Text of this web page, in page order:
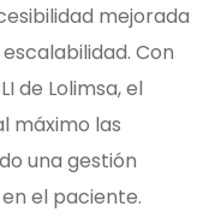
mejorada
Con
de Lolimsa, el
máximo las
una gestión
el paciente.